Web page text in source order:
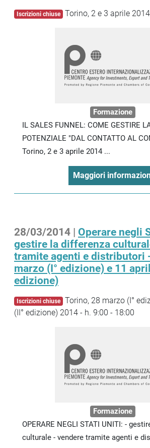
Iscrizioni chiuse Torino, 2 e 3 aprile 2014
Formazione
IL SALES FUNNEL: COME GESTIRE
POTENZIALE "DAL CONTATTO AL
Torino, 2 e 3 aprile 2014 ...
Maggiori
28/03/2014 | Operare negli
gestire la differenza
tramite agenti e distributori
marzo (I° edizione) e 11
edizione)
Iscrizioni chiuse Torino, 28 marzo (I°
(II° edizione) 2014 - h. 9:00 - 18:00
Formazione
OPERARE NEGLI STATI UNITI: -
culturale - vendere tramite agenti e